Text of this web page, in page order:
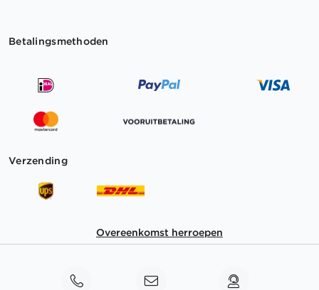
Betalingsmethoden
Verzending
Overeenkomst herroepen